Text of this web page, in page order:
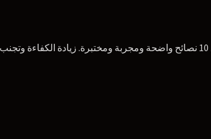
قم بتحسين المحاسبة الخاصة بك من خلال 10 نصائح واضحة ومجربة ومختبرة.